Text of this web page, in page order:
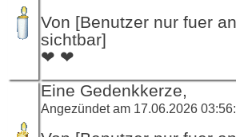
Von [Benutzer nur fuer
sichtbar]
❤ ❤
Eine Gedenkkerze,
Angezündet am 17.06.2026